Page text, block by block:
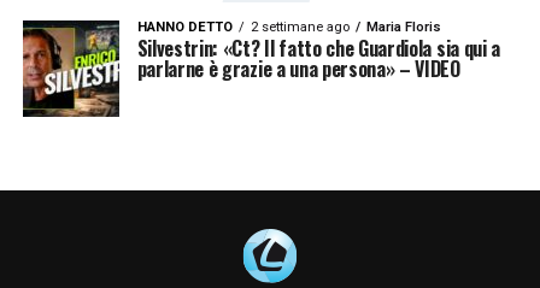
HANNO DETTO 2 settimane ago Maria Floris
Silvestrin: «Ct? Il fatto che Guardiola sia qui a
parlarne è grazie a una persona» – VIDEO